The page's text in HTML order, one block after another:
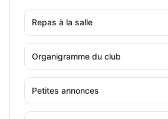
Repas à la salle
Organigramme du club
Petites annonces